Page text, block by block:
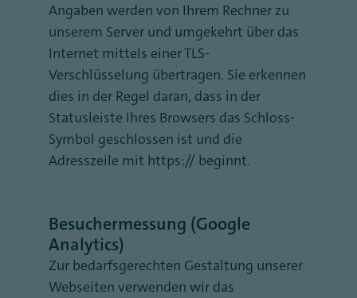
Angaben werden von Ihrem Rechner zu
unserem Server und umgekehrt über das
Internet mittels einer TLS-
Verschlüsselung übertragen. Sie erkennen
dies in der Regel daran, dass in der
Statusleiste Ihres Browsers das Schloss-
Symbol geschlossen ist und die
Adresszeile mit https:// beginnt.
Besuchermessung (Google
Analytics)
Zur bedarfsgerechten Gestaltung unserer
Webseiten verwenden wir das